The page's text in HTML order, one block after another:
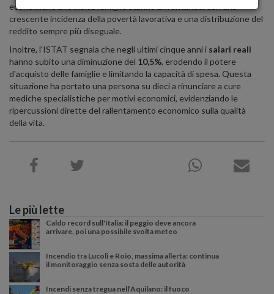
economiche che molte famiglie stanno affrontando, con una
crescente incidenza della povertà lavorativa e una distribuzione del
reddito sempre più diseguale.
Inoltre, l'ISTAT segnala che negli ultimi cinque anni i salari reali
hanno subito una diminuzione del 10,5%, erodendo il potere
d'acquisto delle famiglie e limitando la capacità di spesa. Questa
situazione ha portato una persona su dieci a rinunciare a cure
mediche specialistiche per motivi economici, evidenziando le
ripercussioni dirette del rallentamento economico sulla qualità
della vita.
Le più lette
Caldo record sull'Italia: il peggio deve ancora
arrivare, poi una possibile svolta meteo
Incendio tra Lucoli e Roio, massima allerta: continua
il monitoraggio senza sosta delle autorità
Incendi senza tregua nell’Aquilano: il fuoco